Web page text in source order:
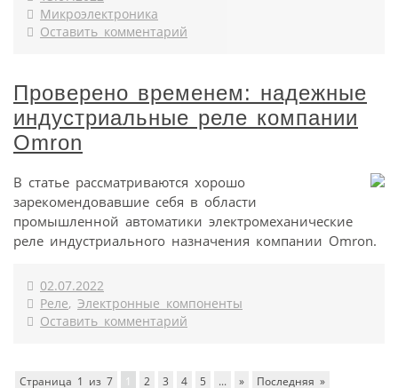
Микроэлектроника
Оставить комментарий
Проверено временем: надежные
индустриальные реле компании
Omron
В статье рассматриваются хорошо
зарекомендовавшие себя в области
промышленной автоматики электромеханические
реле индустриального назначения компании Omron.
02.07.2022
Реле, Электронные компоненты
Оставить комментарий
Страница 1 из 7 1 2 3 4 5 ... » Последняя »